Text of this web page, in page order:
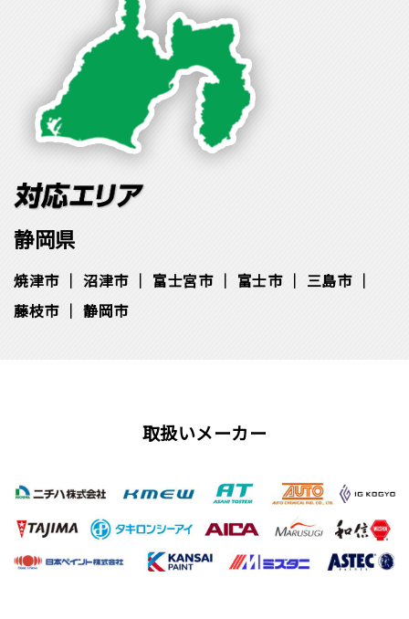
静岡県
焼津市 沼津市 富士宮市 富士市
三島市
藤枝市
静岡市
取扱いメーカー